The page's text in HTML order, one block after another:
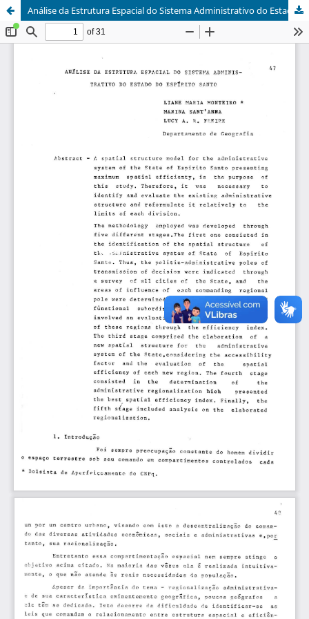
Análise da Estrutura Espacial do Sistema Administrativo do Estado do Espírito Santo